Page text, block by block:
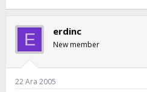
E erdinc
New member
22 Ara 2005